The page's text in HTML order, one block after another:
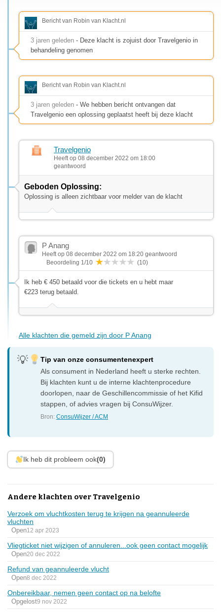
Bericht van Robin van Klacht.nl
3 jaren geleden - Deze klacht is zojuist door Travelgenio in
behandeling genomen
Bericht van Robin van Klacht.nl
3 jaren geleden - We hebben bericht ontvangen dat
Travelgenio een oplossing geplaatst heeft bij deze klacht
Travelgenio
Heeft op 08 december 2022 om 18:00
geantwoord
Geboden Oplossing:
Oplossing is alleen zichtbaar voor melder van de klacht
P Anang
Heeft op 08 december 2022 om 18:20 geantwoord
Beoordeling 1/10
(10)
Ik heb € 450 betaald voor die tickets en u hebt maar
€223 terug betaald.
Alle klachten die gemeld zijn door P Anang
Tip van onze consumentenexpert
Als consument in Nederland heeft u sterke rechten.
Bij klachten kunt u de interne klachtenprocedure
doorlopen, naar de Geschillencommissie of het Kifid
stappen, of advies vragen bij ConsuWijzer.
Bron:ConsuWijzer / ACM
Ik heb dit probleem ook(0)
Andere klachten over Travelgenio
Verzoek om vluchtkosten terug te krijgen na geannuleerde
vluchten
Open12 apr 2023
Vliegticket niet wijzigen of annuleren...ook geen contact mogelijk
Open20 dec 2022
Refund van geannuleerde vlucht
Open8 dec 2022
Onbereikbaar, nemen geen contact op na belofte
Opgelost9 nov 2022